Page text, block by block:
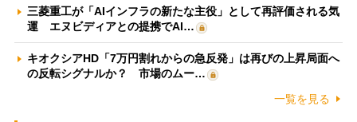
三菱重工が「AIインフラの新たな主役」として再評価される気
運 エヌビディアとの提携でAI…
キオクシアHD「7万円割れからの急反発」は再びの上昇局面へ
の反転シグナルか？ 市場のムー…
一覧を見る